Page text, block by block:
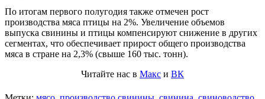
По итогам первого полугодия также отмечен рост
производства мяса птицы на 2%. Увеличение объемов
выпуска свинины и птицы компенсируют снижение в других
сегментах, что обеспечивает прирост общего производства
мяса в стране на 2,3% (свыше 160 тыс. тонн).
Читайте нас в Макс и ВК